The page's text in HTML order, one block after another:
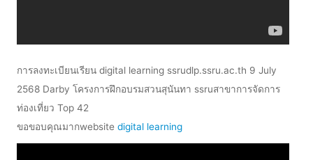
การลงทะเบียนเรียน digital learning ssrudlp.ssru.ac.th 9 July
2568 Darby โครงการฝึกอบรมสวนสุนันทา ssruสาขาการจัดการ
ท่องเที่ยว Top 42
ขอขอบคุณมากwebsite digital learning